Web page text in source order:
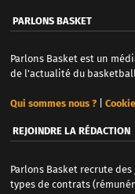
PARLONS BASKET
Parlons Basket est un
de l'actualité du
Qui sommes nous ?|
REJOINDRE LA RÉDACTION
Parlons Basket recrute
types de contrats